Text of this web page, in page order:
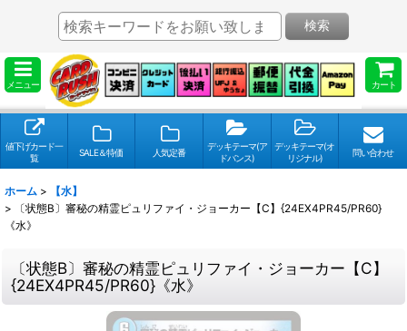
メニュー カート
検索
値下げカード一
覧
SALE＆特価 人気定番
デッキテーマ(ア
ドバンス)
デッキテーマ(オ
リジナル)
問い合わせ
ホーム >
【水】
>
〔状態B〕審秘の精霊ピュリファイ・ジョーカー【C】{24EX4PR45/PR60}
《水》
〔状態B〕審秘の精霊ピュリファイ・ジョーカー【C】
{24EX4PR45/PR60}《水》